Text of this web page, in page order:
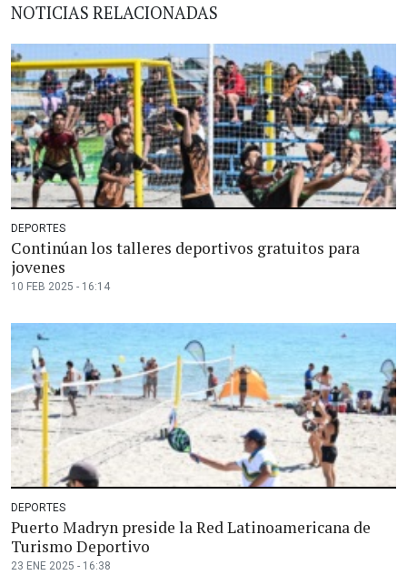
NOTICIAS RELACIONADAS
DEPORTES
Continúan los talleres deportivos gratuitos para
jovenes
10 FEB 2025 - 16:14
DEPORTES
Puerto Madryn preside la Red Latinoamericana de
Turismo Deportivo
23 ENE 2025 - 16:38